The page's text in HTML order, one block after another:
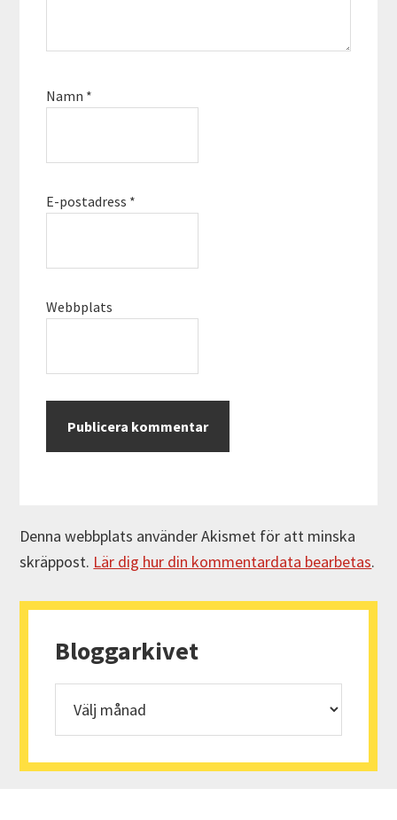
Namn *
E-postadress *
Webbplats
Denna webbplats använder Akismet för att minska
skräppost. Lär dig hur din kommentardata bearbetas.
Primärt
sidofält
Bloggarkivet